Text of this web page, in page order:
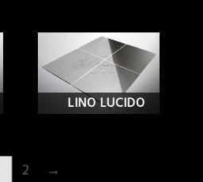
LINO LUCIDO
2 →